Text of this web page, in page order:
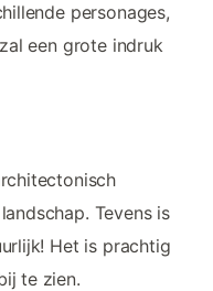
personages,
een grote indruk
Tevens is
Het is prachtig
te zien.